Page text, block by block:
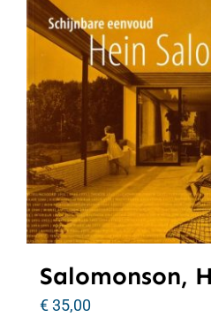
Salomonson,
€35,00